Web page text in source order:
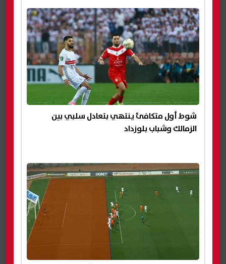
شوط أول متكافئ ينتهي بتعادل سلبي بين
الزمالك وشباب بلوزداد